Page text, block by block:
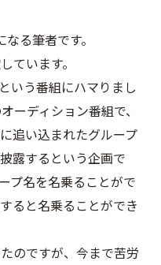
る筆者です。
ています。
いう番組にハマりまし
ーディション番組で、
追い込まれたグループ
露するという企画で
プ名を名乗ることがで
ると名乗ることができ
のですが、今まで苦労